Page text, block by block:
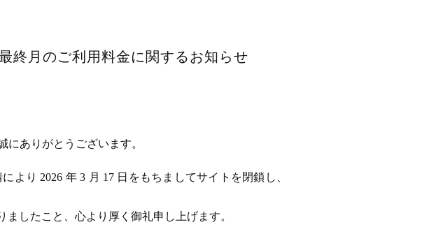
終月のご利用料金に関するお知らせ
にありがとうございます。
より 2026 年 3 月 17 日をもちましてサイトを閉鎖し、
したこと、心より厚く御礼申し上げます。